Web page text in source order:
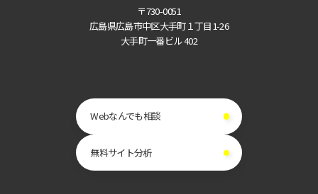
〒730-0051
広島県広島市中区大手町１丁目1-26
大手町一番ビル 402
Webなんでも相談
無料サイト分析